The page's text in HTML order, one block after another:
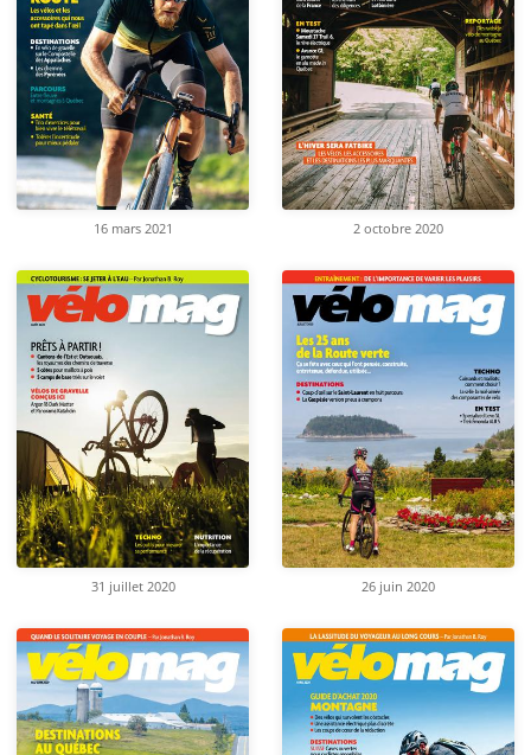
16 mars 2021 2 octobre 2020
31 juillet 2020 26 juin 2020